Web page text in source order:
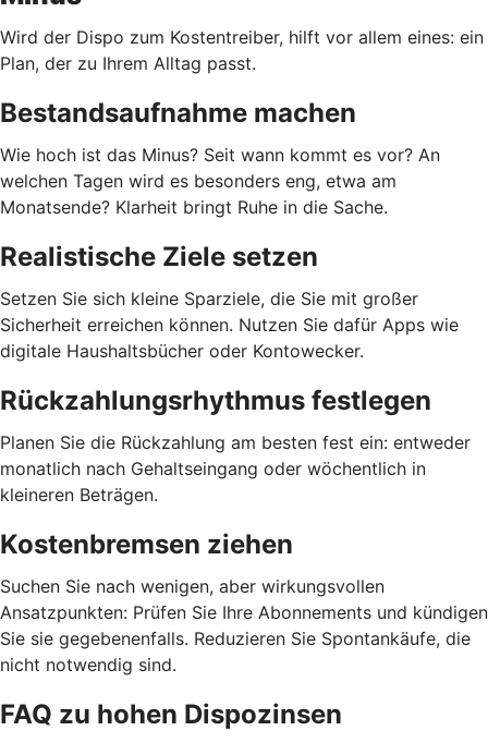
Wird der Dispo zum Kostentreiber, hilft vor allem eines: ein
Plan, der zu Ihrem Alltag passt.
Bestandsaufnahme machen
Wie hoch ist das Minus? Seit wann kommt es vor? An
welchen Tagen wird es besonders eng, etwa am
Monatsende? Klarheit bringt Ruhe in die Sache.
Realistische Ziele setzen
Setzen Sie sich kleine Sparziele, die Sie mit großer
Sicherheit erreichen können. Nutzen Sie dafür Apps wie
digitale Haushaltsbücher oder Kontowecker.
Rückzahlungsrhythmus festlegen
Planen Sie die Rückzahlung am besten fest ein: entweder
monatlich nach Gehaltseingang oder wöchentlich in
kleineren Beträgen.
Kostenbremsen ziehen
Suchen Sie nach wenigen, aber wirkungsvollen
Ansatzpunkten: Prüfen Sie Ihre Abonnements und kündigen
Sie sie gegebenenfalls. Reduzieren Sie Spontankäufe, die
nicht notwendig sind.
FAQ zu hohen Dispozinsen